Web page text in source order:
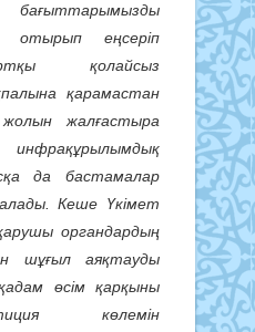
бағыттарымызды
отырып еңсеріп
қолайсыз
қарамастан
жалғастыра
инфрақұрылымдық
да бастамалар
Кеше Үкімет
органдардың
шұғыл аяқтауды
өсім қарқыны
көлемін